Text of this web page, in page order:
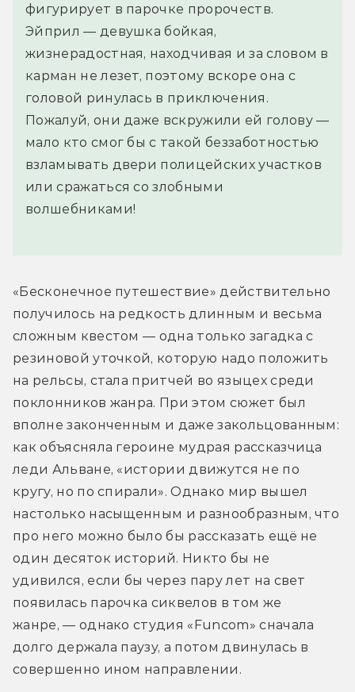
фигурирует в парочке пророчеств.
Эйприл — девушка бойкая,
жизнерадостная, находчивая и за словом в
карман не лезет, поэтому вскоре она с
головой ринулась в приключения.
Пожалуй, они даже вскружили ей голову —
мало кто смог бы с такой беззаботностью
взламывать двери полицейских участков
или сражаться со злобными
волшебниками!
«Бесконечное путешествие» действительно
получилось на редкость длинным и весьма
сложным квестом — одна только загадка с
резиновой уточкой, которую надо положить
на рельсы, стала притчей во языцех среди
поклонников жанра. При этом сюжет был
вполне законченным и даже закольцованным:
как объясняла героине мудрая рассказчица
леди Альване, «истории движутся не по
кругу, но по спирали». Однако мир вышел
настолько насыщенным и разнообразным, что
про него можно было бы рассказать ещё не
один десяток историй. Никто бы не
удивился, если бы через пару лет на свет
появилась парочка сиквелов в том же
жанре, — однако студия «Funcom» сначала
долго держала паузу, а потом двинулась в
совершенно ином направлении.